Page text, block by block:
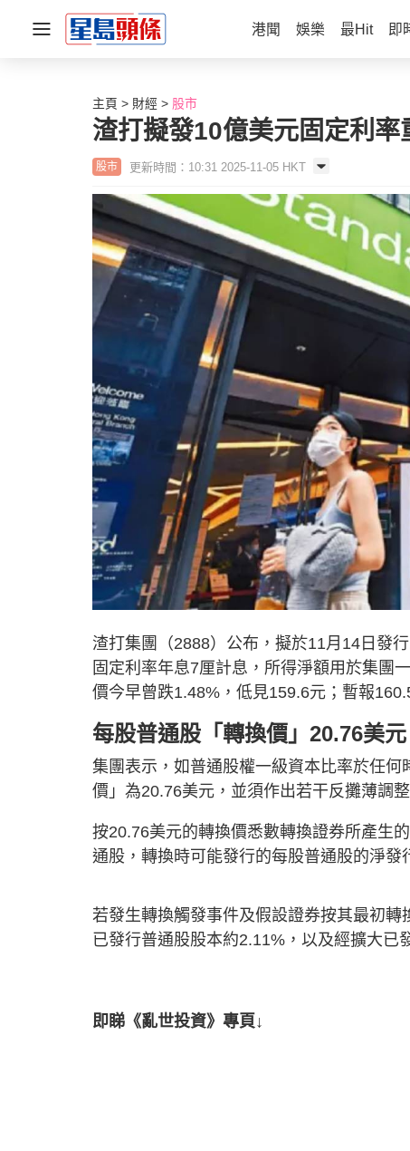
港聞 娛樂 最Hit 即
主頁 財經 股市
渣打擬發10億美元固定利
股市 更新時間：10:31 2025-11-05 HKT
渣打集團（2888）公布，擬於11月14日發
固定利率年息7厘計息，所得淨額用於集團
價今早曾跌1.48%，低見159.6元；暫報
每股普通股「轉換價」20.76美元
集團表示，如普通股權一級資本比率於任
價」為20.76美元，並須作出若干反攤薄調整
按20.76美元的轉換價悉數轉換證券所產生
通股，轉換時可能發行的每股普通股的淨發
若發生轉換觸發事件及假設證券按其最初
已發行普通股股本約2.11%，以及經擴大已
即睇《亂世投資》專頁↓